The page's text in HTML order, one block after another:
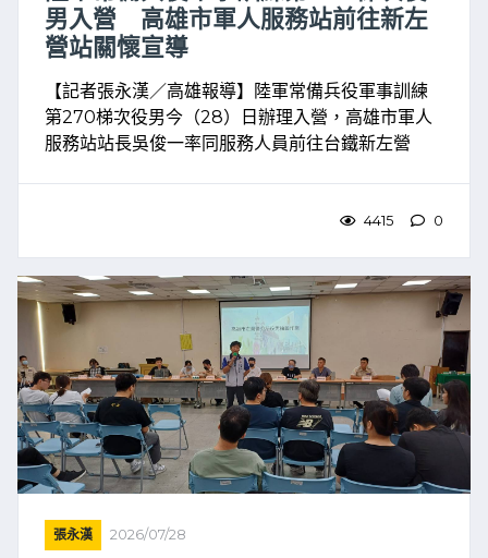
男入營 高雄市軍人服務站前往新左
營站關懷宣導
【記者張永漢／高雄報導】陸軍常備兵役軍事訓練
第270梯次役男今（28）日辦理入營，高雄市軍人
服務站站長吳俊一率同服務人員前往台鐵新左營
4415 0
張永漢 2026/07/28